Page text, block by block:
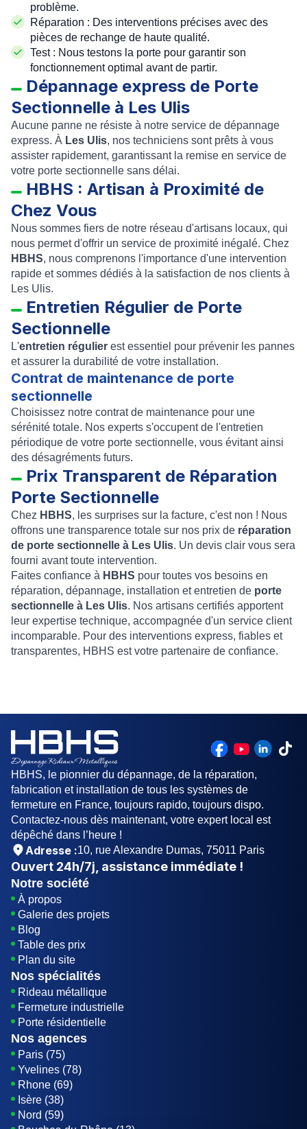
problème.
Réparation : Des interventions précises avec des
pièces de rechange de haute qualité.
Test : Nous testons la porte pour garantir son
fonctionnement optimal avant de partir.
Dépannage express de Porte
Sectionnelle à Les Ulis
Aucune panne ne résiste à notre service de dépannage
express. À Les Ulis, nos techniciens sont prêts à vous
assister rapidement, garantissant la remise en service de
votre porte sectionnelle sans délai.
HBHS : Artisan à Proximité de
Chez Vous
Nous sommes fiers de notre réseau d'artisans locaux, qui
nous permet d'offrir un service de proximité inégalé. Chez
HBHS, nous comprenons l'importance d'une intervention
rapide et sommes dédiés à la satisfaction de nos clients à
Les Ulis.
Entretien Régulier de Porte
Sectionnelle
L'entretien régulier est essentiel pour prévenir les pannes
et assurer la durabilité de votre installation.
Contrat de maintenance de porte
sectionnelle
Choisissez notre contrat de maintenance pour une
sérénité totale. Nos experts s'occupent de l'entretien
périodique de votre porte sectionnelle, vous évitant ainsi
des désagréments futurs.
Prix Transparent de Réparation
Porte Sectionnelle
Chez HBHS, les surprises sur la facture, c'est non ! Nous
offrons une transparence totale sur nos prix de réparation
de porte sectionnelle à Les Ulis. Un devis clair vous sera
fourni avant toute intervention.
Faites confiance à HBHS pour toutes vos besoins en
réparation, dépannage, installation et entretien de porte
sectionnelle à Les Ulis. Nos artisans certifiés apportent
leur expertise technique, accompagnée d'un service client
incomparable. Pour des interventions express, fiables et
transparentes, HBHS est votre partenaire de confiance.
HBHS, le pionnier du dépannage, de la réparation,
fabrication et installation de tous les systèmes de
fermeture en France, toujours rapido, toujours dispo.
Contactez-nous dès maintenant, votre expert local est
dépêché dans l’heure !
Adresse :10, rue Alexandre Dumas, 75011 Paris
Ouvert 24h/7j , assistance immédiate !
Notre société
À propos
Galerie des projets
Blog
Table des prix
Plan du site
Nos spécialités
Rideau métallique
Fermeture industrielle
Porte résidentielle
Nos agences
Paris (75)
Yvelines (78)
Rhone (69)
Isère (38)
Nord (59)